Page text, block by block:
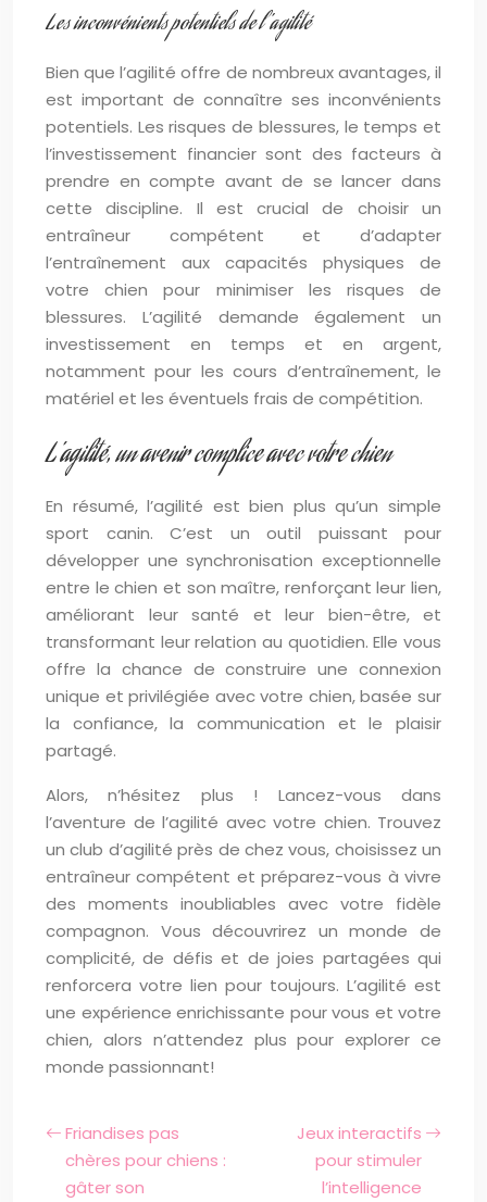
Les inconvénients potentiels de l’agilité
Bien que l’agilité offre de nombreux avantages, il
est important de connaître ses inconvénients
potentiels. Les risques de blessures, le temps et
l’investissement financier sont des facteurs à
prendre en compte avant de se lancer dans
cette discipline. Il est crucial de choisir un
entraîneur compétent et d’adapter
l’entraînement aux capacités physiques de
votre chien pour minimiser les risques de
blessures. L’agilité demande également un
investissement en temps et en argent,
notamment pour les cours d’entraînement, le
matériel et les éventuels frais de compétition.
L’agilité, un avenir complice avec votre chien
En résumé, l’agilité est bien plus qu’un simple
sport canin. C’est un outil puissant pour
développer une synchronisation exceptionnelle
entre le chien et son maître, renforçant leur lien,
améliorant leur santé et leur bien-être, et
transformant leur relation au quotidien. Elle vous
offre la chance de construire une connexion
unique et privilégiée avec votre chien, basée sur
la confiance, la communication et le plaisir
partagé.
Alors, n’hésitez plus ! Lancez-vous dans
l’aventure de l’agilité avec votre chien. Trouvez
un club d’agilité près de chez vous, choisissez un
entraîneur compétent et préparez-vous à vivre
des moments inoubliables avec votre fidèle
compagnon. Vous découvrirez un monde de
complicité, de défis et de joies partagées qui
renforcera votre lien pour toujours. L’agilité est
une expérience enrichissante pour vous et votre
chien, alors n’attendez plus pour explorer ce
monde passionnant!
Friandises pas
chères pour chiens :
gâter son
Jeux interactifs
pour stimuler
l’intelligence